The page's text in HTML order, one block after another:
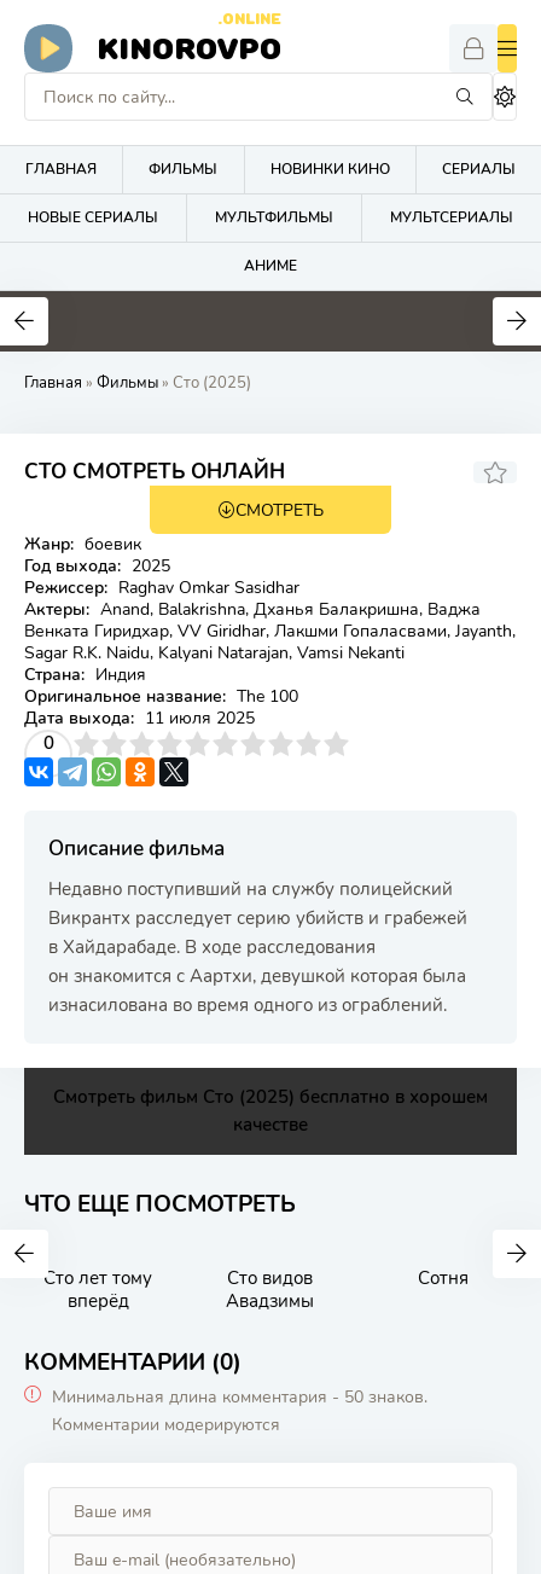
KINOROVPO
.ONLINE
ГЛАВНАЯ ФИЛЬМЫ НОВИНКИ КИНО СЕРИАЛЫ
НОВЫЕ СЕРИАЛЫ МУЛЬТФИЛЬМЫ МУЛЬТСЕРИАЛЫ
АНИМЕ
Главная » Фильмы» Сто (2025)
СТО СМОТРЕТЬ ОНЛАЙН
7.4
СМОТРЕТЬ
Жанр: боевик
Год выхода: 2025
Режиссер: Raghav Omkar Sasidhar
Актеры: Anand, Balakrishna, Дханья Балакришна, Ваджа
Венката Гиридхар, VV Giridhar, Лакшми Гопаласвами, Jayanth,
Sagar R.K. Naidu, Kalyani Natarajan, Vamsi Nekanti
Страна: Индия
Оригинальное название: The 100
Дата выхода: 11 июля 2025
0
4 5 6 7 8 9 10
Описание фильма
Недавно поступивший на службу полицейский
Викрантх расследует серию убийств и грабежей
в Хайдарабаде. В ходе расследования
он знакомится с Аартхи, девушкой которая была
изнасилована во время одного из ограблений.
Смотреть фильм Сто (2025) бесплатно в хорошем
качестве
ЧТО ЕЩЕ ПОСМОТРЕТЬ
Сто лет тому
вперёд
Сто видов
Авадзимы
Сотня
КОММЕНТАРИИ (0)
Минимальная длина комментария - 50 знаков.
Комментарии модерируются